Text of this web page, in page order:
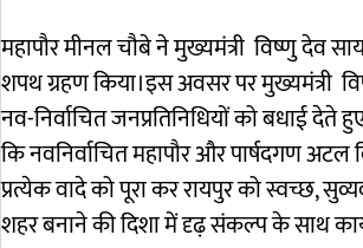
महापौर मीनल चौबे ने मुख्यमंत्री विष्णु देव
शपथ ग्रहण किया।इस अवसर पर मुख्यमंत्री
नव-निर्वाचित जनप्रतिनिधियों को बधाई देते
कि नवनिर्वाचित महापौर और पार्षदगण अटल
प्रत्येक वादे को पूरा कर रायपुर को स्वच्छ,
शहर बनाने की दिशा में दृढ़ संकल्प के साथ